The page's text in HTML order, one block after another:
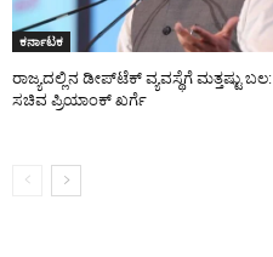
ಕರ್ನಾಟಕ
ರಾಜ್ಯದಲ್ಲಿನ ಡೀಪ್‌ಟೆಕ್‌ ವ್ಯವಸ್ಥೆಗೆ ಮತ್ತಷ್ಟು ಬಲ:
ಸಚಿವ ಪ್ರಿಯಾಂಕ್ ಖರ್ಗೆ